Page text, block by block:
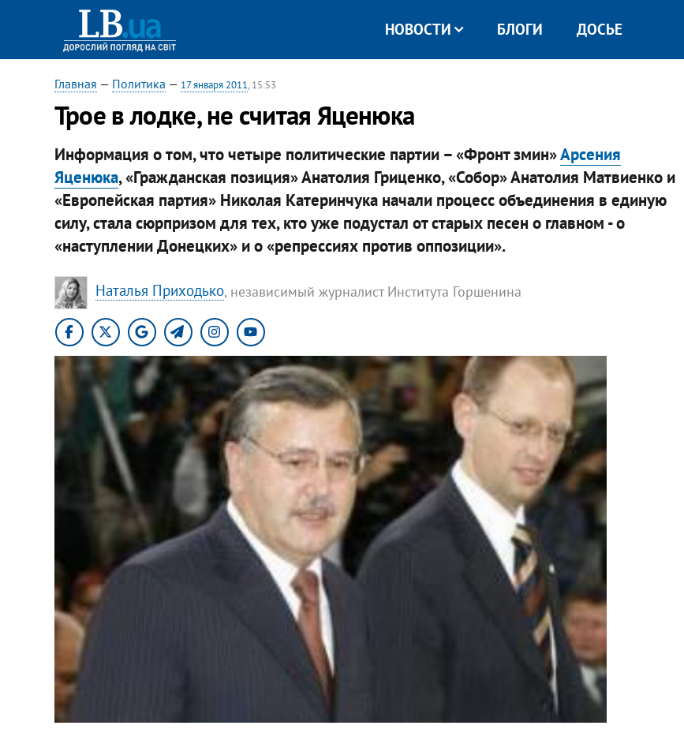
НОВОСТИ БЛОГИ ДОСЬЕ
Главная — Политика — 17 января 2011, 15:53
Трое в лодке, не считая Яценюка
Информация о том, что четыре политические партии – «Фронт змин»Арсения
Яценюка, «Гражданская позиция» Анатолия Гриценко, «Собор» Анатолия Матвиенко и
«Европейская партия» Николая Катеринчука начали процесс объединения в единую
силу, стала сюрпризом для тех, кто уже подустал от старых песен о главном - о
«наступлении Донецких» и о «репрессиях против оппозиции».
Наталья Приходько, независимый журналист Института Горшенина